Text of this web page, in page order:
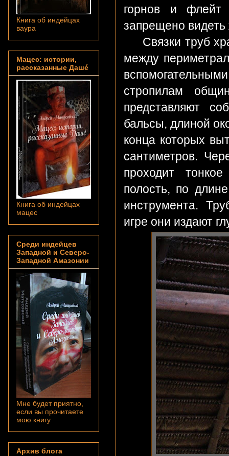
горнов и флейт
запрещено
Связки труб
между
стропилам
представляют
бальсы, длиной
конца которых
сантиметров.
проходит
полость, по
инструмента.
игре они издают
Книга об индейцах
ваура
Мацес: истории,
рассказанные Дашé
Книга об индейцах
мацес
Среди индейцев
Западной и Северо-
Западной Амазонии
Мне будет приятно,
если вы прочитаете
мою книгу
Архив блога